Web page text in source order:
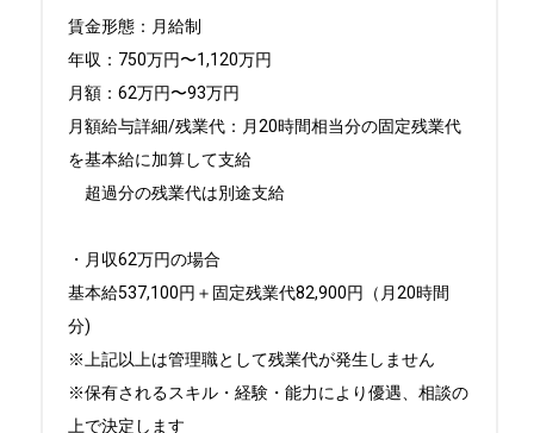
賃金形態：月給制
年収：750万円〜1,120万円
月額：62万円〜93万円
月額給与詳細/残業代：月20時間相当分の固定残業代
を基本給に加算して支給
超過分の残業代は別途支給
・月収62万円の場合
基本給537,100円＋固定残業代82,900円（月20時間
分)
※上記以上は管理職として残業代が発生しません
※保有されるスキル・経験・能力により優遇、相談の
上で決定します